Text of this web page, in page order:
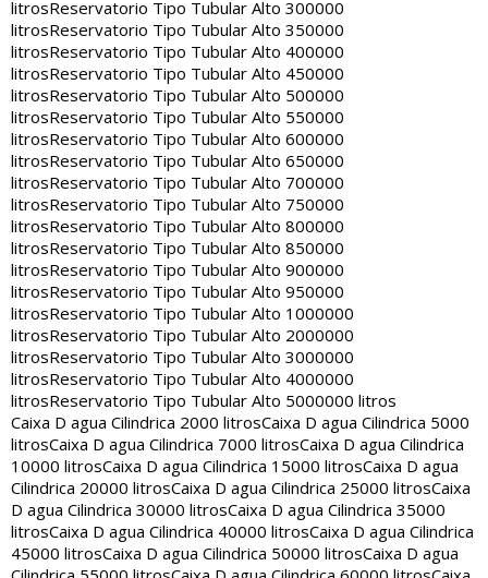
litrosReservatorio Tipo Tubular Alto 300000
litrosReservatorio Tipo Tubular Alto 350000
litrosReservatorio Tipo Tubular Alto 400000
litrosReservatorio Tipo Tubular Alto 450000
litrosReservatorio Tipo Tubular Alto 500000
litrosReservatorio Tipo Tubular Alto 550000
litrosReservatorio Tipo Tubular Alto 600000
litrosReservatorio Tipo Tubular Alto 650000
litrosReservatorio Tipo Tubular Alto 700000
litrosReservatorio Tipo Tubular Alto 750000
litrosReservatorio Tipo Tubular Alto 800000
litrosReservatorio Tipo Tubular Alto 850000
litrosReservatorio Tipo Tubular Alto 900000
litrosReservatorio Tipo Tubular Alto 950000
litrosReservatorio Tipo Tubular Alto 1000000
litrosReservatorio Tipo Tubular Alto 2000000
litrosReservatorio Tipo Tubular Alto 3000000
litrosReservatorio Tipo Tubular Alto 4000000
litrosReservatorio Tipo Tubular Alto 5000000 litros
Caixa D agua Cilindrica 2000 litrosCaixa D agua Cilindrica 5000
litrosCaixa D agua Cilindrica 7000 litrosCaixa D agua Cilindrica
10000 litrosCaixa D agua Cilindrica 15000 litrosCaixa D agua
Cilindrica 20000 litrosCaixa D agua Cilindrica 25000 litrosCaixa
D agua Cilindrica 30000 litrosCaixa D agua Cilindrica 35000
litrosCaixa D agua Cilindrica 40000 litrosCaixa D agua Cilindrica
45000 litrosCaixa D agua Cilindrica 50000 litrosCaixa D agua